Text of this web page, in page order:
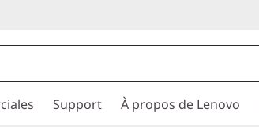
Support À propos de Lenovo